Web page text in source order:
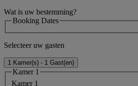
Wat is uw bestemming?
Booking Dates
Selecteer uw gasten
1 Kamer(s) - 1 Gast(en)
Kamer 1
Kamer 1